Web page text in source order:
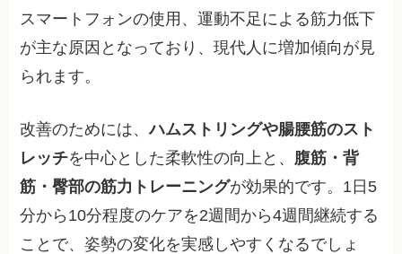
スマートフォンの使用、運動不足による筋力低下
が主な原因となっており、現代人に増加傾向が見
られます。
改善のためには、ハムストリングや腸腰筋のスト
レッチを中心とした柔軟性の向上と、 腹筋・背
筋・臀部の筋力トレーニングが効果的です。1日5
分から10分程度のケアを2週間から4週間継続する
ことで、姿勢の変化を実感しやすくなるでしょ